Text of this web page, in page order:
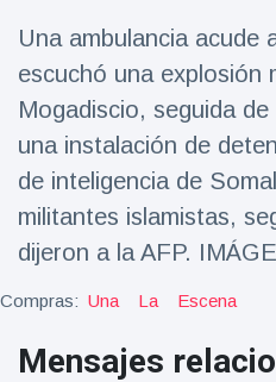
Últimas noticias
SKAI News
in English |
07/10/2025
9000 Vistas
Halloween -
31 de
Vistas
Großmutter
Una ambulancia acude
escuchó una explosión
Mogadiscio, seguida
una instalación de
de inteligencia de
militantes islamistas,
dijeron a la AFP.
Compras: Una La Escena
Mensajes